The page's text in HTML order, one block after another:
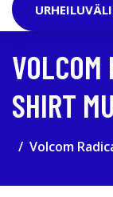
SHIRT
Volcom